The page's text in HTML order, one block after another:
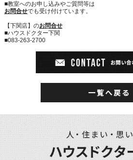
■教室へのお申し込みやご質問等は
お問合せでも受け付けています。
【下関店】のお問合せ
■ハウスドクター下関
■083-263-2700